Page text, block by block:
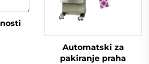
Automatski za
pakiranje praha